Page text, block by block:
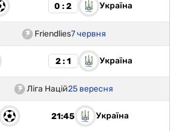
0 : 2 Україна
Friendlies7 червня
2 : 1 Україна
Ліга Націй25 вересня
21:45 Україна